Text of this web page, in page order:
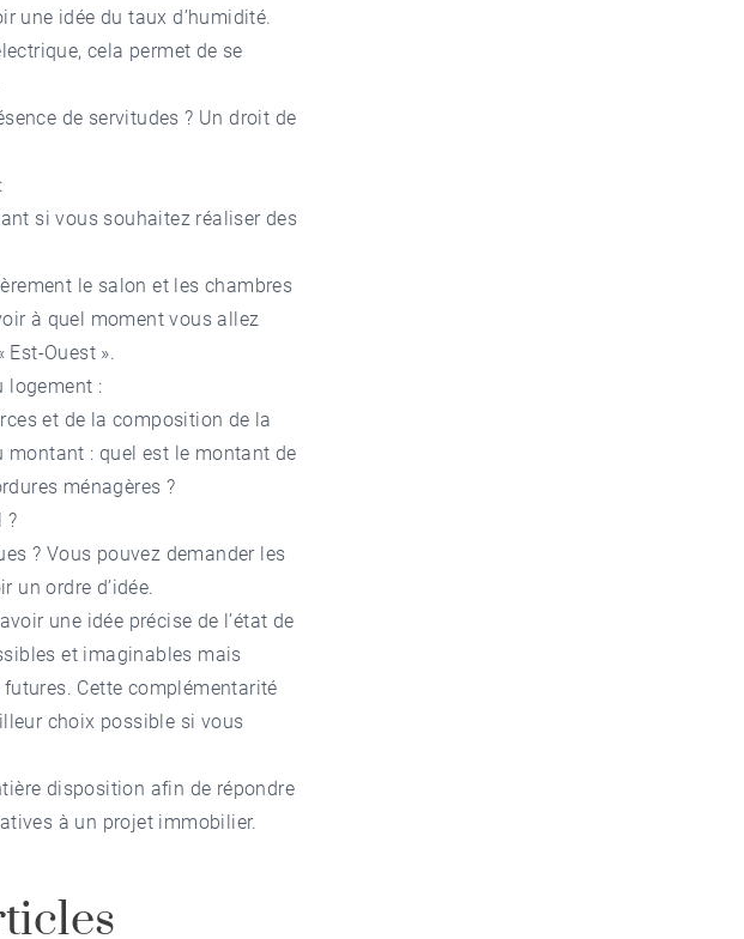
une idée du taux d’humidité.
cela permet de se
de servitudes ? Un droit de
si vous souhaitez réaliser des
le salon et les chambres
à quel moment vous allez
Ouest ».
logement :
et de la composition de la
montant : quel est le montant de
ménagères ?
?
? Vous pouvez demander les
un ordre d’idée.
une idée précise de l’état de
et imaginables mais
futures. Cette complémentarité
choix possible si vous
disposition afin de répondre
à un projet immobilier.